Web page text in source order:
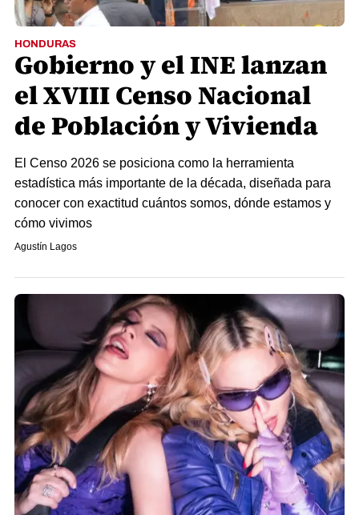
HONDURAS
Gobierno y el INE lanzan
el XVIII Censo Nacional
de Población y Vivienda
El Censo 2026 se posiciona como la herramienta
estadística más importante de la década, diseñada para
conocer con exactitud cuántos somos, dónde estamos y
cómo vivimos
Agustín Lagos